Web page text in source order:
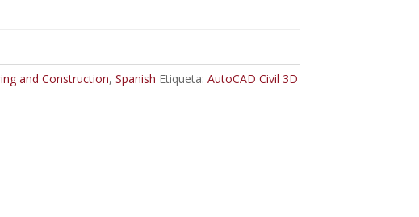
and Construction, Spanish Etiqueta: AutoCAD Civil 3D